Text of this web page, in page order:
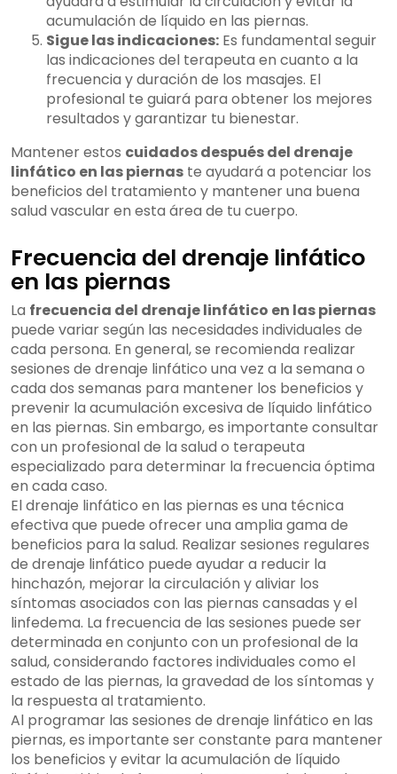
acumulación de líquido en las piernas.
Sigue las indicaciones: Es fundamental seguir
las indicaciones del terapeuta en cuanto a la
frecuencia y duración de los masajes. El
profesional te guiará para obtener los mejores
resultados y garantizar tu bienestar.
Mantener estos cuidados después del drenaje
linfático en las piernas te ayudará a potenciar los
beneficios del tratamiento y mantener una buena
salud vascular en esta área de tu cuerpo.
Frecuencia del drenaje linfático
en las piernas
La frecuencia del drenaje linfático en las piernas
puede variar según las necesidades individuales de
cada persona. En general, se recomienda realizar
sesiones de drenaje linfático una vez a la semana o
cada dos semanas para mantener los beneficios y
prevenir la acumulación excesiva de líquido linfático
en las piernas. Sin embargo, es importante consultar
con un profesional de la salud o terapeuta
especializado para determinar la frecuencia óptima
en cada caso.
El drenaje linfático en las piernas es una técnica
efectiva que puede ofrecer una amplia gama de
beneficios para la salud. Realizar sesiones regulares
de drenaje linfático puede ayudar a reducir la
hinchazón, mejorar la circulación y aliviar los
síntomas asociados con las piernas cansadas y el
linfedema. La frecuencia de las sesiones puede ser
determinada en conjunto con un profesional de la
salud, considerando factores individuales como el
estado de las piernas, la gravedad de los síntomas y
la respuesta al tratamiento.
Al programar las sesiones de drenaje linfático en las
piernas, es importante ser constante para mantener
los beneficios y evitar la acumulación de líquido